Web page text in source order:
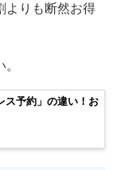
よりも断然お得
ス予約」の違い！お